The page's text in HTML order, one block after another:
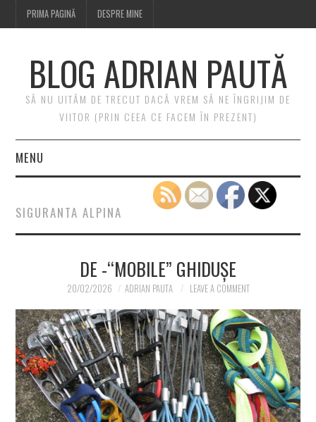
PRIMA PAGINĂ DESPRE MINE
BLOG ADRIAN PAUTĂ
SĂ NU UITĂM DE TRECUT DACĂ VREM SĂ NE ÎNGRIJIM DE
VIITOR (PRIN CEEA CE FACEM ÎN PREZENT)
MENU
DESPRE MINE
SIGURANTA ALPINA
DE -“MOBILE” GHIDUȘE
20/02/2026 ADRIAN PAUTA LEAVE A COMMENT